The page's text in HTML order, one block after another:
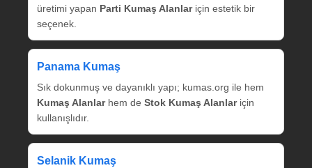
üretimi yapan Parti Kumaş Alanlariçin estetik bir
seçenek.
Panama Kumaş
Sık dokunmuş ve dayanıklı yapı; kumas.org ile hem
Kumaş Alanlarhem de Stok Kumaş Alanlariçin
kullanışlıdır.
Selanik Kumaş